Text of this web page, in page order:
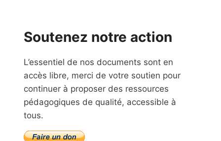
Soutenez notre action
L’essentiel de nos documents sont en
accès libre, merci de votre soutien pour
continuer à proposer des ressources
pédagogiques de qualité, accessible à
tous.